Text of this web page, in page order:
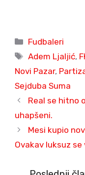
Categories
Fudbaleri
Tags
Adem Ljaljić,
Novi Pazar,
Sejduba Suma
Real se hitno
uhapšeni.
Mesi kupio
Ovakav luksuz